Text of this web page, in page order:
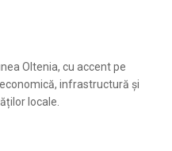
Oltenia, cu accent pe
infrastructură și
locale.